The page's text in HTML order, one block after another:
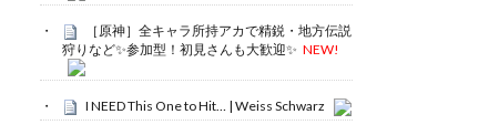
［原神］全キャラ所持アカで精鋭・地方伝説
狩りなど✨参加型！初見さんも大歓迎✨ NEW!
I NEED This One to Hit… | Weiss Schwarz